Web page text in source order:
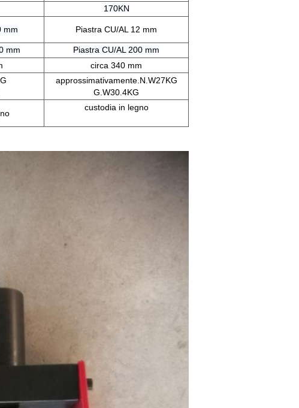
170KN
mm Piastra CU/AL 12 mm
mm
Piastra CU/AL 200 mm
circa 340 mm
approssimativamente.N.W27KG
G.W30.4KG
custodia in legno